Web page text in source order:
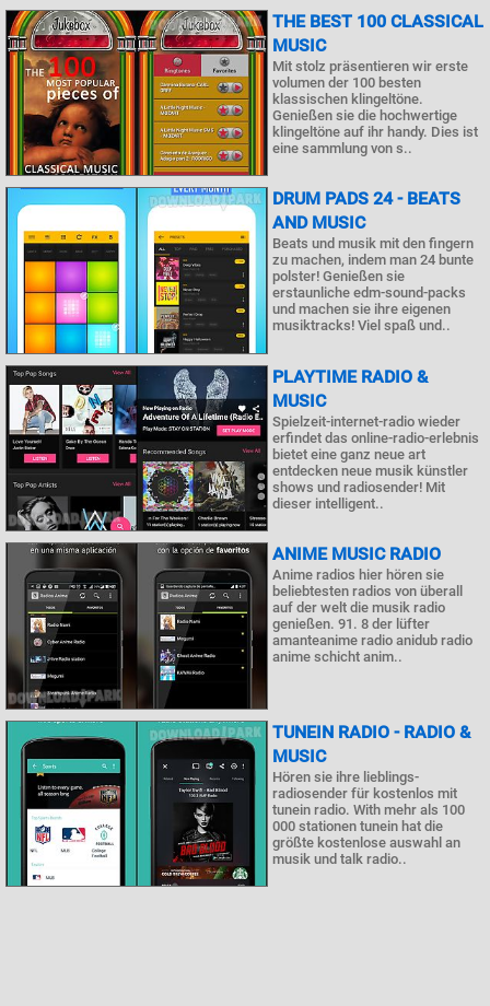
THE BEST 100 CLASSICAL
MUSIC
Mit stolz präsentieren wir erste
volumen der 100 besten
klassischen klingeltöne.
Genießen sie die hochwertige
klingeltöne auf ihr handy. Dies ist
eine sammlung von s..
DRUM PADS 24 - BEATS
AND MUSIC
Beats und musik mit den fingern
zu machen, indem man 24 bunte
polster! Genießen sie
erstaunliche edm-sound-packs
und machen sie ihre eigenen
musiktracks! Viel spaß und..
PLAYTIME RADIO &
MUSIC
Spielzeit-internet-radio wieder
erfindet das online-radio-erlebnis
bietet eine ganz neue art
entdecken neue musik künstler
shows und radiosender! Mit
dieser intelligent..
ANIME MUSIC RADIO
Anime radios hier hören sie
beliebtesten radios von überall
auf der welt die musik radio
genießen. 91. 8 der lüfter
amanteanime radio anidub radio
anime schicht anim..
TUNEIN RADIO - RADIO &
MUSIC
Hören sie ihre lieblings-
radiosender für kostenlos mit
tunein radio. With mehr als 100
000 stationen tunein hat die
größte kostenlose auswahl an
musik und talk radio..